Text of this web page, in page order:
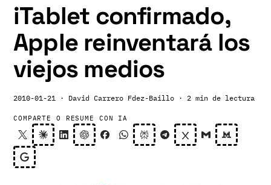
iTablet confirmado,
Apple reinventará los
viejos medios
2010-01-21 · David Carrero Fdez-Baillo · 2 min de lectura
COMPARTE O RESUME CON IA